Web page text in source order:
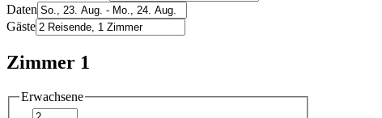
Daten
Gäste
Zimmer 1
Erwachsene